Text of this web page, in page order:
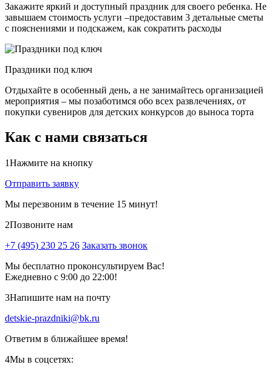
Закажите яркий и доступный праздник для своего ребенка. Не
завышаем стоимость услуги –предоставим 3 детальные сметы
с пояснениями и подскажем, как сократить расходы
Праздники под ключ
Отдыхайте в особенный день, а не занимайтесь организацией
мероприятия – мы позаботимся обо всех развлечениях, от
покупки сувениров для детских конкурсов до выноса торта
Как с нами связаться
1Нажмите на кнопку
Отправить заявку
Мы перезвоним в течение 15 минут!
2Позвоните нам
+7 (495) 230 25 26 Заказать звонок
Мы бесплатно проконсультируем Вас!
Ежедневно с 9:00 до 22:00!
3Напишите нам на почту
detskie-prazdniki@bk.ru
Ответим в ближайшее время!
4Мы в соцсетях: